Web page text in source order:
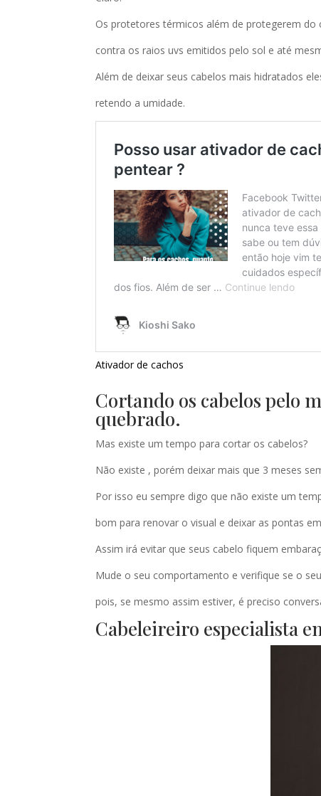
Os protetores térmicos além de protegerem do
contra os raios uvs emitidos pelo sol e até
Além de deixar seus cabelos mais hidratados
retendo a umidade.
Ativador de cachos
Cortando os cabelos pelo
quebrado.
Mas existe um tempo para cortar os cabelos?
Não existe , porém deixar mais que 3 meses
Por isso eu sempre digo que não existe um
bom para renovar o visual e deixar as pontas
Assim irá evitar que seus cabelo fiquem
Mude o seu comportamento e verifique se o
pois, se mesmo assim estiver, é preciso
Cabeleireiro especialista